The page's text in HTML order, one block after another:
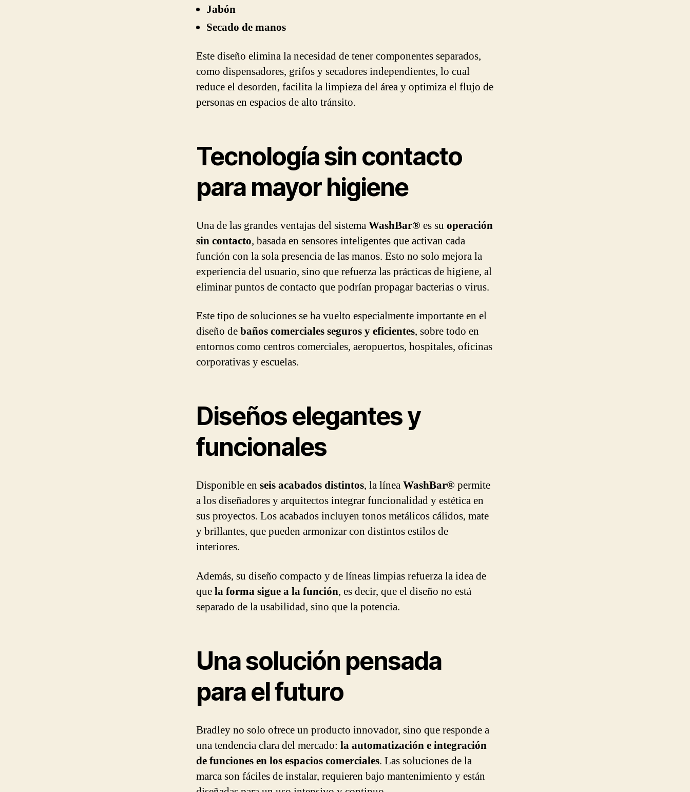
Jabón
Secado de manos
Este diseño elimina la necesidad de tener componentes separados,
como dispensadores, grifos y secadores independientes, lo cual
reduce el desorden, facilita la limpieza del área y optimiza el flujo de
personas en espacios de alto tránsito.
Tecnología sin contacto
para mayor higiene
Una de las grandes ventajas del sistemaWashBar® es su operación
sin contacto, basada en sensores inteligentes que activan cada
función con la sola presencia de las manos. Esto no solo mejora la
experiencia del usuario, sino que refuerza las prácticas de higiene, al
eliminar puntos de contacto que podrían propagar bacterias o virus.
Este tipo de soluciones se ha vuelto especialmente importante en el
diseño debaños comerciales seguros y eficientes, sobre todo en
entornos como centros comerciales, aeropuertos, hospitales, oficinas
corporativas y escuelas.
Diseños elegantes y
funcionales
Disponible en seis acabados distintos, la líneaWashBar® permite
a los diseñadores y arquitectos integrar funcionalidad y estética en
sus proyectos. Los acabados incluyen tonos metálicos cálidos, mate
y brillantes, que pueden armonizar con distintos estilos de
interiores.
Además, su diseño compacto y de líneas limpias refuerza la idea de
quela forma sigue a la función, es decir, que el diseño no está
separado de la usabilidad, sino que la potencia.
Una solución pensada
para el futuro
Bradley no solo ofrece un producto innovador, sino que responde a
una tendencia clara del mercado: la automatización e integración
de funciones en los espacios comerciales. Las soluciones de la
marca son fáciles de instalar, requieren bajo mantenimiento y están